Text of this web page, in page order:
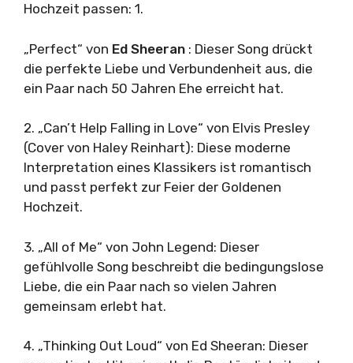
Hochzeit passen: 1.
„Perfect“ von Ed Sheeran : Dieser Song drückt
die perfekte Liebe und Verbundenheit aus, die
ein Paar nach 50 Jahren Ehe erreicht hat.
2. „Can’t Help Falling in Love“ von Elvis Presley
(Cover von Haley Reinhart): Diese moderne
Interpretation eines Klassikers ist romantisch
und passt perfekt zur Feier der Goldenen
Hochzeit.
3. „All of Me“ von John Legend: Dieser
gefühlvolle Song beschreibt die bedingungslose
Liebe, die ein Paar nach so vielen Jahren
gemeinsam erlebt hat.
4. „Thinking Out Loud“ von Ed Sheeran: Dieser